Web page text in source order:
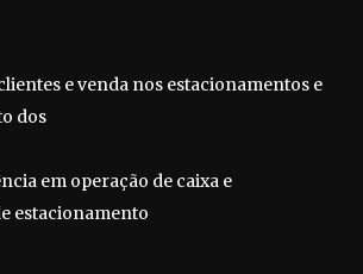
e venda nos estacionamentos e
dos
em operação de caixa e
estacionamento